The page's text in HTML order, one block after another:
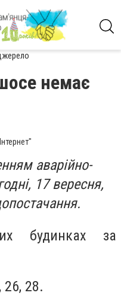
немає
аварійно-
17 вересня,
будинках за
26, 28.